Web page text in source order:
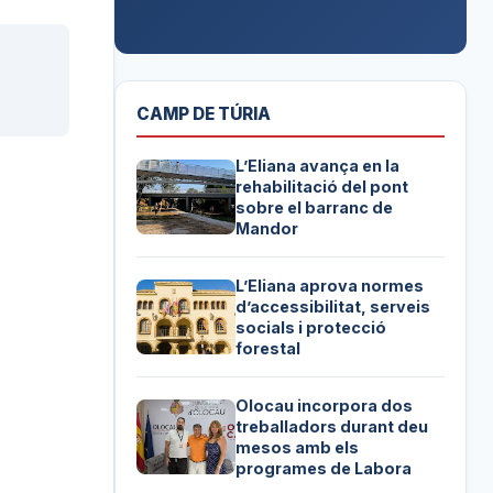
CAMP DE TÚRIA
L’Eliana avança en la
rehabilitació del pont
sobre el barranc de
Mandor
L’Eliana aprova normes
d’accessibilitat, serveis
socials i protecció
forestal
Olocau incorpora dos
treballadors durant deu
mesos amb els
programes de Labora